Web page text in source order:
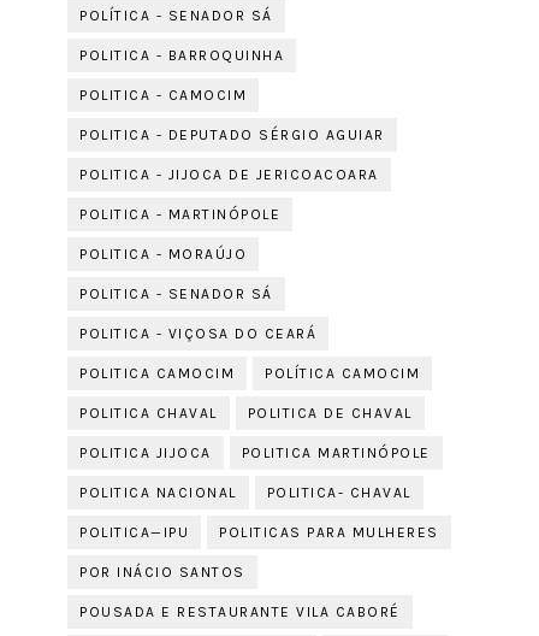
POLÍTICA - SENADOR SÁ
POLITICA - BARROQUINHA
POLITICA - CAMOCIM
POLITICA - DEPUTADO SÉRGIO AGUIAR
POLITICA - JIJOCA DE JERICOACOARA
POLITICA - MARTINÓPOLE
POLITICA - MORAÚJO
POLITICA - SENADOR SÁ
POLITICA - VIÇOSA DO CEARÁ
POLITICA CAMOCIM POLÍTICA CAMOCIM
POLITICA CHAVAL POLITICA DE CHAVAL
POLITICA JIJOCA POLITICA MARTINÓPOLE
POLITICA NACIONAL POLITICA- CHAVAL
POLITICA—IPU POLITICAS PARA MULHERES
POR INÁCIO SANTOS
POUSADA E RESTAURANTE VILA CABORÉ